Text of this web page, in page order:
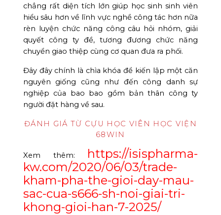
chẳng rất diện tích lớn giúp học sinh sinh viên
hiểu sâu hơn về lĩnh vực nghề công tác hơn nữa
rèn luyện chức năng công câu hỏi nhóm, giải
quyết công ty đề, tương đương chức năng
chuyển giao thiệp cùng cơ quan đưa ra phối.
Đây đây chính là chìa khóa để kiến lập một căn
nguyên giống cũng như đến công danh sự
nghiệp của bao bao gồm bản thân công ty
người đặt hàng về sau.
ĐÁNH GIÁ TỪ CỰU HỌC VIÊN HỌC VIỆN
68WIN
Xem thêm:
https://isispharma-
kw.com/2020/06/03/trade-
kham-pha-the-gioi-day-mau-
sac-cua-s666-sh-noi-giai-tri-
khong-gioi-han-7-2025/